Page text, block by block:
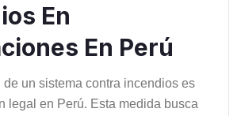
En
En Perú
de un sistema contra incendios es
legal en Perú. Esta medida busca